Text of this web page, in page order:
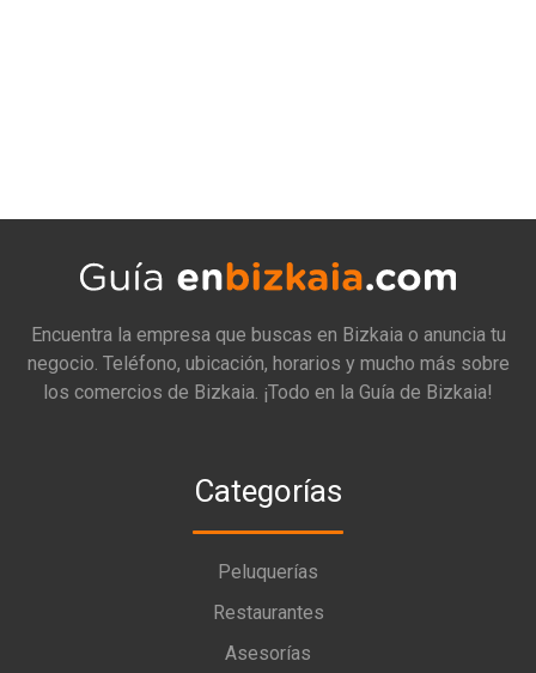
Encuentra la empresa que buscas en Bizkaia o anuncia tu
negocio. Teléfono, ubicación, horarios y mucho más sobre
los comercios de Bizkaia. ¡Todo en la Guía de Bizkaia!
Categorías
Peluquerías
Restaurantes
Asesorías